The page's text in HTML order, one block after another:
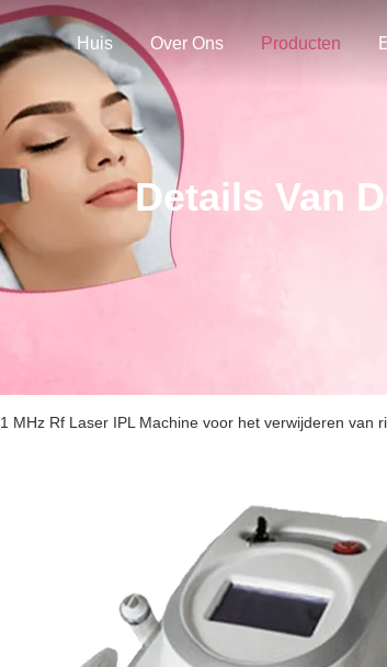
Huis Over Ons Producten
Details Van
1 MHz Rf Laser IPL Machine voor het verwijderen van